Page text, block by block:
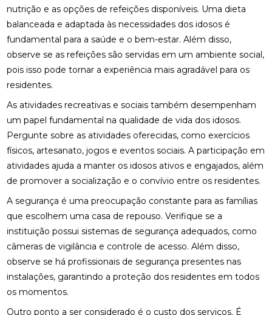
nutrição e as opções de refeições disponíveis. Uma dieta
balanceada e adaptada às necessidades dos idosos é
fundamental para a saúde e o bem-estar. Além disso,
observe se as refeições são servidas em um ambiente social,
pois isso pode tornar a experiência mais agradável para os
residentes.
As atividades recreativas e sociais também desempenham
um papel fundamental na qualidade de vida dos idosos.
Pergunte sobre as atividades oferecidas, como exercícios
físicos, artesanato, jogos e eventos sociais. A participação em
atividades ajuda a manter os idosos ativos e engajados, além
de promover a socialização e o convívio entre os residentes.
A segurança é uma preocupação constante para as famílias
que escolhem uma casa de repouso. Verifique se a
instituição possui sistemas de segurança adequados, como
câmeras de vigilância e controle de acesso. Além disso,
observe se há profissionais de segurança presentes nas
instalações, garantindo a proteção dos residentes em todos
os momentos.
Outro ponto a ser considerado é o custo dos serviços. É